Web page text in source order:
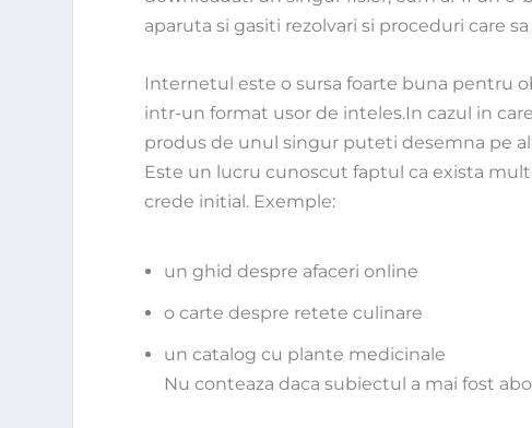
aparuta si gasiti rezolvari si proceduri care
Internetul este o sursa foarte buna pentru
intr-un format usor de inteles.In cazul in
produs de unul singur puteti desemna pe
Este un lucru cunoscut faptul ca exista
crede initial. Exemple:
un ghid despre afaceri online
o carte despre retete culinare
un catalog cu plante medicinale
Nu conteaza daca subiectul a mai fost